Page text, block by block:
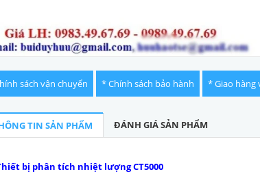
sách vận chuyển * Chính sách bảo hành * Giao hàng
TIN SẢN PHẨM ĐÁNH GIÁ SẢN PHẨM
bị phân tích nhiệt lượng CT5000